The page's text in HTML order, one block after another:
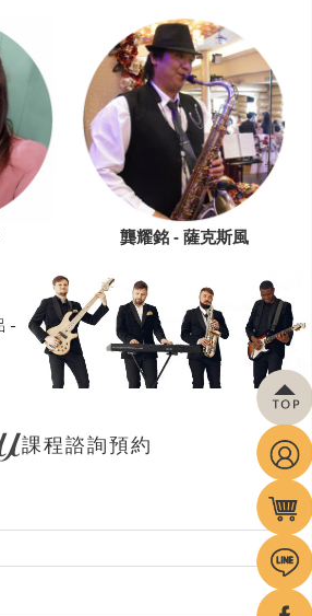
龔耀銘 - 薩克斯風
課程諮詢預約